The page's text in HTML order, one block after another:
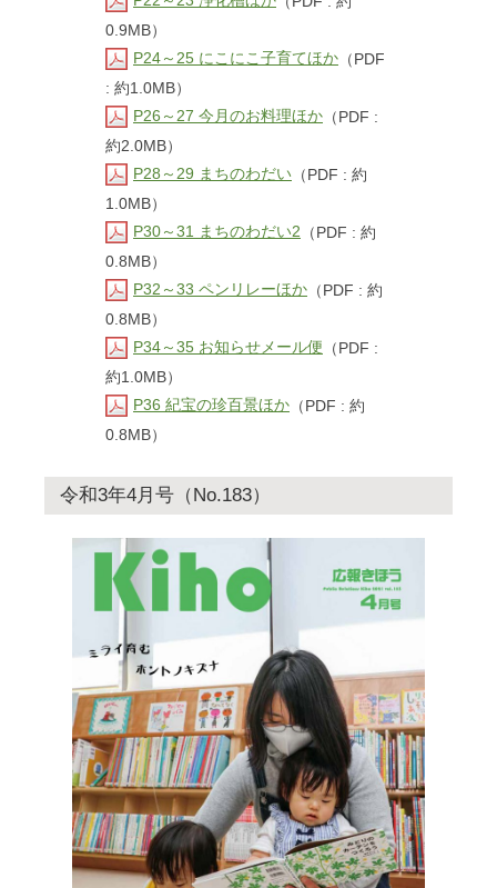
0.9MB）
P24～25 にこにこ子育てほか （PDF
: 約1.0MB）
P26～27 今月のお料理ほか （PDF :
約2.0MB）
P28～29 まちのわだい （PDF : 約
1.0MB）
P30～31 まちのわだい2 （PDF : 約
0.8MB）
P32～33 ペンリレーほか （PDF : 約
0.8MB）
P34～35 お知らせメール便 （PDF :
約1.0MB）
P36 紀宝の珍百景ほか （PDF : 約
0.8MB）
令和3年4月号（No.183）